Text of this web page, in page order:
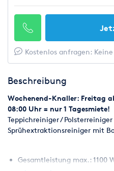
Kostenlos anfragen:
Beschreibung
Wochenend-Knaller: Freitag
08:00 Uhr = nur 1 Tagesmiete!
Teppichreiniger / Polsterreiniger
Sprühextraktionsreiniger mit
Gesamtleistung max.: 1100